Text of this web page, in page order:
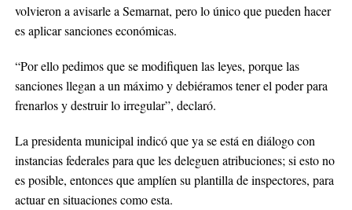
volvieron a avisarle a Semarnat, pero lo único que pueden hacer
es aplicar sanciones económicas.
“Por ello pedimos que se modifiquen las leyes, porque las
sanciones llegan a un máximo y debiéramos tener el poder para
frenarlos y destruir lo irregular”, declaró.
La presidenta municipal indicó que ya se está en diálogo con
instancias federales para que les deleguen atribuciones; si esto no
es posible, entonces que amplíen su plantilla de inspectores, para
actuar en situaciones como esta.